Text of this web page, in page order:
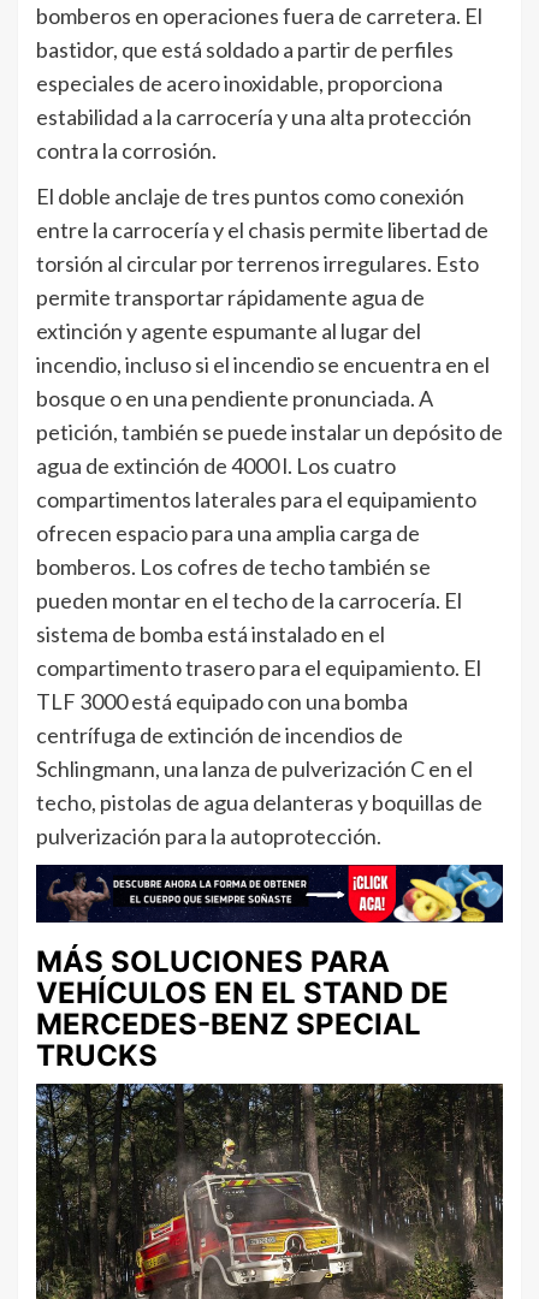
bomberos en operaciones fuera de carretera. El
bastidor, que está soldado a partir de perfiles
especiales de acero inoxidable, proporciona
estabilidad a la carrocería y una alta protección
contra la corrosión.
El doble anclaje de tres puntos como conexión
entre la carrocería y el chasis permite libertad de
torsión al circular por terrenos irregulares. Esto
permite transportar rápidamente agua de
extinción y agente espumante al lugar del
incendio, incluso si el incendio se encuentra en el
bosque o en una pendiente pronunciada. A
petición, también se puede instalar un depósito de
agua de extinción de 4000 l. Los cuatro
compartimentos laterales para el equipamiento
ofrecen espacio para una amplia carga de
bomberos. Los cofres de techo también se
pueden montar en el techo de la carrocería. El
sistema de bomba está instalado en el
compartimento trasero para el equipamiento. El
TLF 3000 está equipado con una bomba
centrífuga de extinción de incendios de
Schlingmann, una lanza de pulverización C en el
techo, pistolas de agua delanteras y boquillas de
pulverización para la autoprotección.
MÁS SOLUCIONES PARA
VEHÍCULOS EN EL STAND DE
MERCEDES-BENZ SPECIAL
TRUCKS